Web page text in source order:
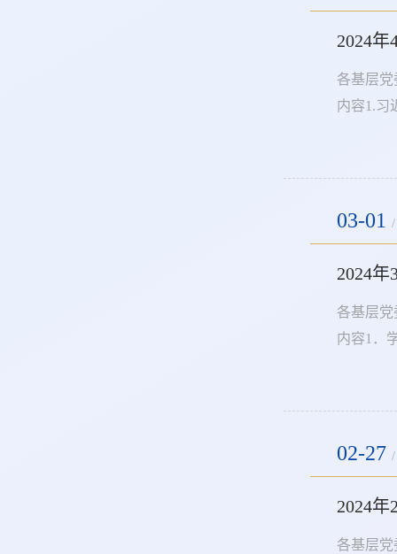
2024
各基层党
内容1.习
03-01 /
2024
各基层党
内容1．
02-27 /
2024
各基层党